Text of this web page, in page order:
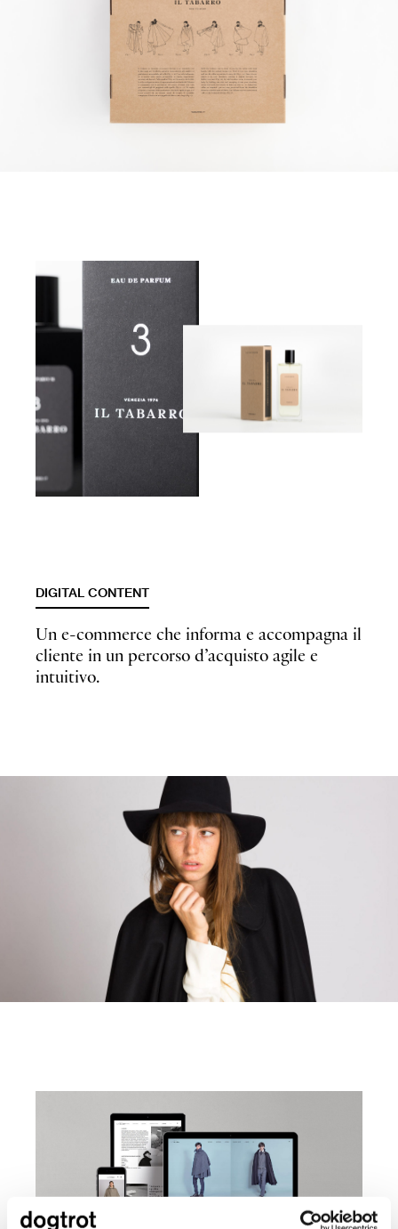
DIGITAL CONTENT
Un e-commerce che informa e accompagna il
cliente in un percorso d’acquisto agile e
intuitivo.